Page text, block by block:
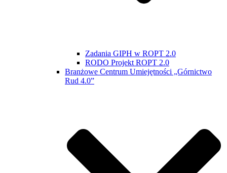
Zadania GIPH w ROPT 2.0
RODO Projekt ROPT 2.0
Branżowe Centrum Umiejętności „Górnictwo
Rud 4.0”